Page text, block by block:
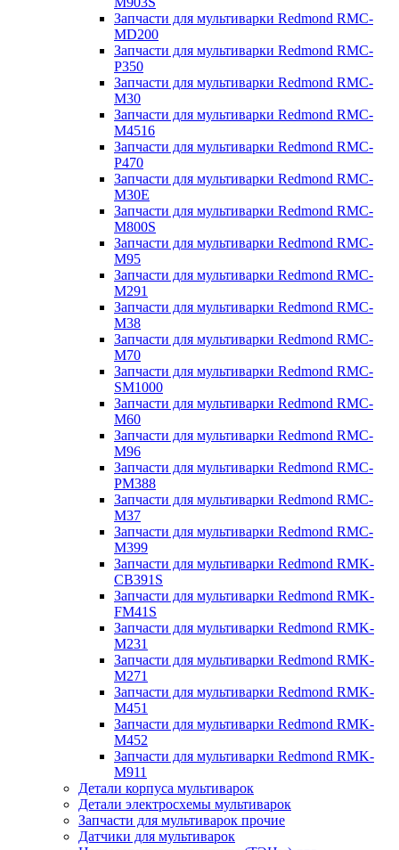
Запчасти для мультиварки Redmond RMC-
MD200
Запчасти для мультиварки Redmond RMC-
P350
Запчасти для мультиварки Redmond RMC-
M30
Запчасти для мультиварки Redmond RMC-
M4516
Запчасти для мультиварки Redmond RMC-
P470
Запчасти для мультиварки Redmond RMC-
M30E
Запчасти для мультиварки Redmond RMC-
M800S
Запчасти для мультиварки Redmond RMC-
M95
Запчасти для мультиварки Redmond RMC-
M291
Запчасти для мультиварки Redmond RMC-
M38
Запчасти для мультиварки Redmond RMC-
M70
Запчасти для мультиварки Redmond RMC-
SM1000
Запчасти для мультиварки Redmond RMC-
M60
Запчасти для мультиварки Redmond RMC-
M96
Запчасти для мультиварки Redmond RMC-
PM388
Запчасти для мультиварки Redmond RMC-
M37
Запчасти для мультиварки Redmond RMC-
M399
Запчасти для мультиварки Redmond RMK-
CB391S
Запчасти для мультиварки Redmond RMK-
FM41S
Запчасти для мультиварки Redmond RMK-
M231
Запчасти для мультиварки Redmond RMK-
M271
Запчасти для мультиварки Redmond RMK-
M451
Запчасти для мультиварки Redmond RMK-
M452
Запчасти для мультиварки Redmond RMK-
M911
Детали корпуса мультиварок
Детали электросхемы мультиварок
Запчасти для мультиварок прочие
Датчики для мультиварок